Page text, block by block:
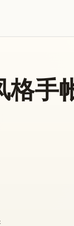
格手